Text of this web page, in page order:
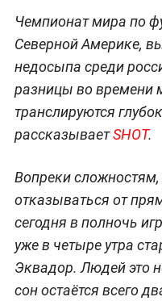
Чемпионат мира по
Северной Америке,
недосыпа среди
разницы во времени
транслируются
рассказываетSHOT.
Вопреки
отказываться от
сегодня в полночь
уже в четыре утра
Эквадор. Людей это
сон остаётся всего